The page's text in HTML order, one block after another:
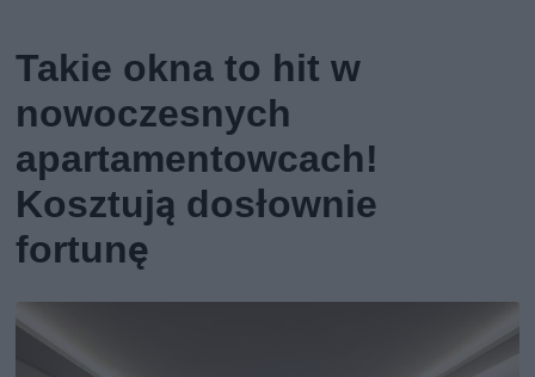
Takie okna to hit w
nowoczesnych
apartamentowcach!
Kosztują dosłownie
fortunę